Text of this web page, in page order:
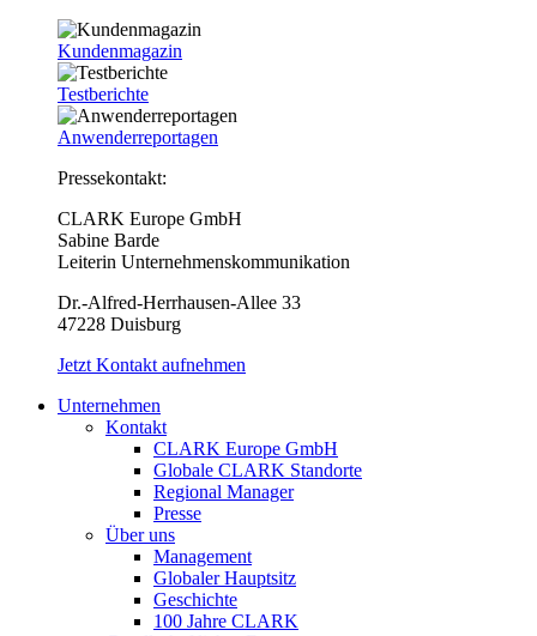
Kundenmagazin
Testberichte
Anwenderreportagen
Pressekontakt:
CLARK Europe GmbH
Sabine Barde
Leiterin Unternehmenskommunikation
Dr.-Alfred-Herrhausen-Allee 33
47228 Duisburg
Jetzt Kontakt aufnehmen
Unternehmen
Kontakt
CLARK Europe GmbH
Globale CLARK Standorte
Regional Manager
Presse
Über uns
Management
Globaler Hauptsitz
Geschichte
100 Jahre CLARK